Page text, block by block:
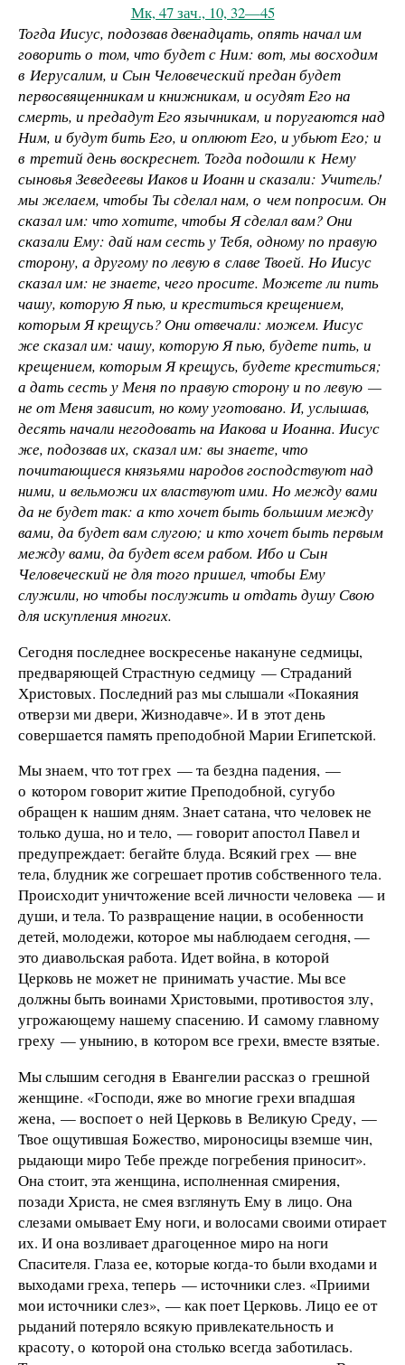
Мк, 47 зач., 10, 32—45
Тогда Иисус, подозвав двенадцать, опять начал им
говорить о том, что будет с Ним: вот, мы восходим
в Иерусалим, и Сын Человеческий предан будет
первосвященникам и книжникам, и осудят Его на
смерть, и предадут Его язычникам, и поругаются над
Ним, и будут бить Его, и оплюют Его, и убьют Его; и
в третий день воскреснет. Тогда подошли к Нему
сыновья Зеведеевы Иаков и Иоанн и сказали: Учитель!
мы желаем, чтобы Ты сделал нам, о чем попросим. Он
сказал им: что хотите, чтобы Я сделал вам? Они
сказали Ему: дай нам сесть у Тебя, одному по правую
сторону, а другому по левую в славе Твоей. Но Иисус
сказал им: не знаете, чего просите. Можете ли пить
чашу, которую Я пью, и креститься крещением,
которым Я крещусь? Они отвечали: можем. Иисус
же сказал им: чашу, которую Я пью, будете пить, и
крещением, которым Я крещусь, будете креститься;
а дать сесть у Меня по правую сторону и по левую —
не от Меня зависит, но кому уготовано. И, услышав,
десять начали негодовать на Иакова и Иоанна. Иисус
же, подозвав их, сказал им: вы знаете, что
почитающиеся князьями народов господствуют над
ними, и вельможи их властвуют ими. Но между вами
да не будет так: а кто хочет быть большим между
вами, да будет вам слугою; и кто хочет быть первым
между вами, да будет всем рабом. Ибо и Сын
Человеческий не для того пришел, чтобы Ему
служили, но чтобы послужить и отдать душу Свою
для искупления многих.
Сегодня последнее воскресенье накануне седмицы,
предваряющей Страстную седмицу — Страданий
Христовых. Последний раз мы слышали «Покаяния
отверзи ми двери, Жизнодавче». И в этот день
совершается память преподобной Марии Египетской.
Мы знаем, что тот грех — та бездна падения, —
о котором говорит житие Преподобной, сугубо
обращен к нашим дням. Знает сатана, что человек не
только душа, но и тело, — говорит апостол Павел и
предупреждает: бегайте блуда. Всякий грех — вне
тела, блудник же согрешает против собственного тела.
Происходит уничтожение всей личности человека — и
души, и тела. То развращение нации, в особенности
детей, молодежи, которое мы наблюдаем сегодня, —
это диавольская работа. Идет война, в которой
Церковь не может не принимать участие. Мы все
должны быть воинами Христовыми, противостоя злу,
угрожающему нашему спасению. И самому главному
греху — унынию, в котором все грехи, вместе взятые.
Мы слышим сегодня в Евангелии рассказ о грешной
женщине. «Господи, яже во многие грехи впадшая
жена, — воспоет о ней Церковь в Великую Среду, —
Твое ощутившая Божество, мироносицы вземше чин,
рыдающи миро Тебе прежде погребения приносит».
Она стоит, эта женщина, исполненная смирения,
позади Христа, не смея взглянуть Ему в лицо. Она
слезами омывает Ему ноги, и волосами своими отирает
их. И она возливает драгоценное миро на ноги
Спасителя. Глаза ее, которые когда-то были входами и
выходами греха, теперь — источники слез. «Приими
мои источники слез», — как поет Церковь. Лицо ее от
рыданий потеряло всякую привлекательность и
красоту, о которой она столько всегда заботилась.